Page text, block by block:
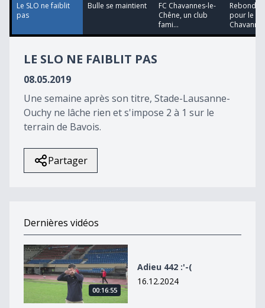
22
seconds
Le SLO ne faiblit
pas
Bulle se maintient
FC Chavannes-le-
Chêne, un club
fami...
Rebonds
pour le FC
Chavann...
LE SLO NE FAIBLIT PAS
08.05.2019
Une semaine après son titre, Stade-Lausanne-
Ouchy ne lâche rien et s'impose 2 à 1 sur le
terrain de Bavois.
Partager
Dernières vidéos
Adieu 442 :&#039;-(
00:16:55
Adieu 442 :'-(
16.12.2024